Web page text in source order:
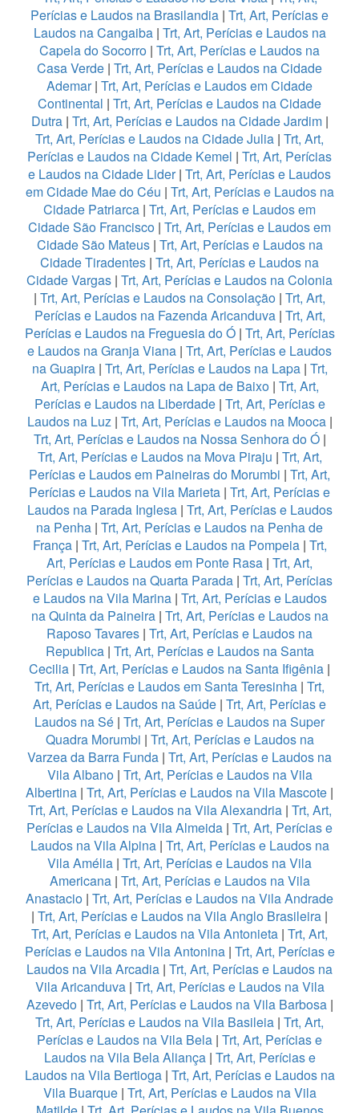
Perícias e Laudos na Brasilandia | Trt, Art, Perícias e
Laudos na Cangaiba| Trt, Art, Perícias e Laudos na
Capela do Socorro | Trt, Art, Perícias e Laudos na
Casa Verde | Trt, Art, Perícias e Laudos na Cidade
Ademar| Trt, Art, Perícias e Laudos em Cidade
Continental | Trt, Art, Perícias e Laudos na Cidade
Dutra | Trt, Art, Perícias e Laudos na Cidade Jardim|
Trt, Art, Perícias e Laudos na Cidade Julia | Trt, Art,
Perícias e Laudos na Cidade Kemel | Trt, Art, Perícias
e Laudos na Cidade Lider| Trt, Art, Perícias e Laudos
em Cidade Mae do Céu | Trt, Art, Perícias e Laudos na
Cidade Patriarca | Trt, Art, Perícias e Laudos em
Cidade São Francisco | Trt, Art, Perícias e Laudos em
Cidade São Mateus| Trt, Art, Perícias e Laudos na
Cidade Tiradentes | Trt, Art, Perícias e Laudos na
Cidade Vargas | Trt, Art, Perícias e Laudos na Colonia
| Trt, Art, Perícias e Laudos na Consolação | Trt, Art,
Perícias e Laudos na Fazenda Aricanduva| Trt, Art,
Perícias e Laudos na Freguesia do Ó| Trt, Art, Perícias
e Laudos na Granja Viana | Trt, Art, Perícias e Laudos
na Guapira| Trt, Art, Perícias e Laudos na Lapa| Trt,
Art, Perícias e Laudos na Lapa de Baixo | Trt, Art,
Perícias e Laudos na Liberdade | Trt, Art, Perícias e
Laudos na Luz| Trt, Art, Perícias e Laudos na Mooca|
Trt, Art, Perícias e Laudos na Nossa Senhora do Ó|
Trt, Art, Perícias e Laudos na Mova Piraju | Trt, Art,
Perícias e Laudos em Paineiras do Morumbi | Trt, Art,
Perícias e Laudos na Vila Marieta | Trt, Art, Perícias e
Laudos na Parada Inglesa | Trt, Art, Perícias e Laudos
na Penha | Trt, Art, Perícias e Laudos na Penha de
França | Trt, Art, Perícias e Laudos na Pompeia| Trt,
Art, Perícias e Laudos em Ponte Rasa | Trt, Art,
Perícias e Laudos na Quarta Parada | Trt, Art, Perícias
e Laudos na Vila Marina| Trt, Art, Perícias e Laudos
na Quinta da Paineira| Trt, Art, Perícias e Laudos na
Raposo Tavares | Trt, Art, Perícias e Laudos na
Republica| Trt, Art, Perícias e Laudos na Santa
Cecilia | Trt, Art, Perícias e Laudos na Santa Ifigênia |
Trt, Art, Perícias e Laudos em Santa Teresinha | Trt,
Art, Perícias e Laudos na Saúde | Trt, Art, Perícias e
Laudos na Sé | Trt, Art, Perícias e Laudos na Super
Quadra Morumbi | Trt, Art, Perícias e Laudos na
Varzea da Barra Funda | Trt, Art, Perícias e Laudos na
Vila Albano| Trt, Art, Perícias e Laudos na Vila
Albertina | Trt, Art, Perícias e Laudos na Vila Mascote |
Trt, Art, Perícias e Laudos na Vila Alexandria| Trt, Art,
Perícias e Laudos na Vila Almeida | Trt, Art, Perícias e
Laudos na Vila Alpina | Trt, Art, Perícias e Laudos na
Vila Amélia | Trt, Art, Perícias e Laudos na Vila
Americana| Trt, Art, Perícias e Laudos na Vila
Anastacio | Trt, Art, Perícias e Laudos na Vila Andrade
| Trt, Art, Perícias e Laudos na Vila Anglo Brasileira |
Trt, Art, Perícias e Laudos na Vila Antonieta | Trt, Art,
Perícias e Laudos na Vila Antonina| Trt, Art, Perícias e
Laudos na Vila Arcadia | Trt, Art, Perícias e Laudos na
Vila Aricanduva| Trt, Art, Perícias e Laudos na Vila
Azevedo| Trt, Art, Perícias e Laudos na Vila Barbosa|
Trt, Art, Perícias e Laudos na Vila Basileia | Trt, Art,
Perícias e Laudos na Vila Bela | Trt, Art, Perícias e
Laudos na Vila Bela Aliança| Trt, Art, Perícias e
Laudos na Vila Bertioga| Trt, Art, Perícias e Laudos na
Vila Buarque| Trt, Art, Perícias e Laudos na Vila